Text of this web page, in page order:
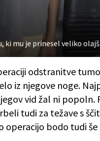
ki mu je prinesel veliko
odstranitve
iz njegove noge.
vid žal ni popoln.
tudi za težave s
operacijo bodo tudi